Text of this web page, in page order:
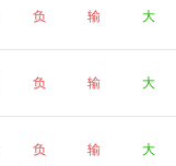
负 输 大
负 输 大
负 输 大